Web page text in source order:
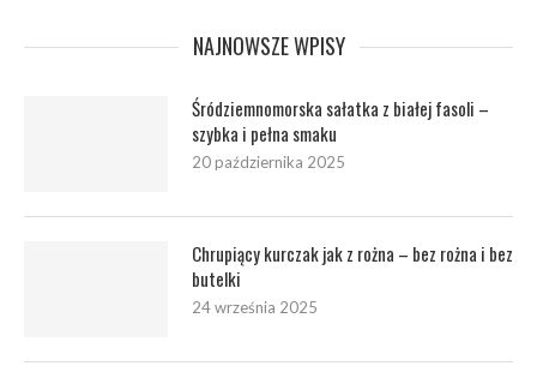
NAJNOWSZE WPISY
Śródziemnomorska sałatka z białej fasoli –
szybka i pełna smaku
20 października 2025
Chrupiący kurczak jak z rożna – bez rożna i bez
butelki
24 września 2025